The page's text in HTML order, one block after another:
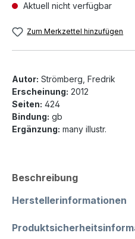
Aktuell nicht verfügbar
Zum Merkzettel hinzufügen
Autor: Strömberg, Fredrik
Erscheinung: 2012
Seiten: 424
Bindung: gb
Ergänzung: many illustr.
Beschreibung
Herstellerinformationen